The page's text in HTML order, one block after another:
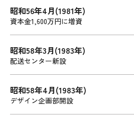
昭和56年4月(1981年)
資本金1,600万円に増資
昭和58年3月(1983年)
配送センター新設
昭和58年4月(1983年)
デザイン企画部開設